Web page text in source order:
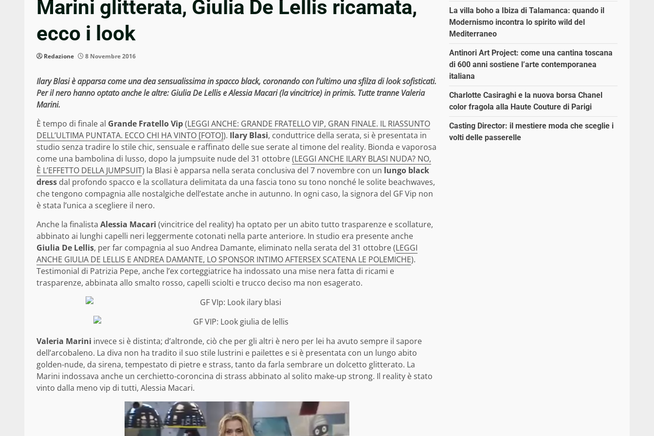
Marini glitterata, Giulia De Lellis ricamata,
ecco i look
Redazione 8 Novembre 2016
Ilary Blasi è apparsa come una dea sensualissima in spacco black, coronando con l’ultimo una sfilza di look sofisticati.
Per il nero hanno optato anche le altre: Giulia De Lellis e Alessia Macari (la vincitrice) in primis. Tutte tranne Valeria
Marini.
È tempo di finale al Grande Fratello Vip(LEGGI ANCHE: GRANDE FRATELLO VIP, GRAN FINALE. IL RIASSUNTO
DELL’ULTIMA PUNTATA. ECCO CHI HA VINTO [FOTO]). Ilary Blasi, conduttrice della serata, si è presentata in
studio senza tradire lo stile chic, sensuale e raffinato delle sue serate al timone del reality. Bionda e vaporosa
come una bambolina di lusso, dopo la jumpsuite nude del 31 ottobre(LEGGI ANCHE ILARY BLASI NUDA? NO,
È L’EFFETTO DELLA JUMPSUIT) la Blasi è apparsa nella serata conclusiva del 7 novembre con un lungo black
dress dal profondo spacco e la scollatura delimitata da una fascia tono su tono nonché le solite beachwaves,
che tengono compagnia alle nostalgiche dell’estate anche in autunno. In ogni caso, la signora del GF Vip non
è stata l’unica a scegliere il nero.
Anche la finalista Alessia Macari (vincitrice del reality) ha optato per un abito tutto trasparenze e scollature,
abbinato ai lunghi capelli neri leggermente cotonati nella parte anteriore. In studio era presente anche
Giulia De Lellis, per far compagnia al suo Andrea Damante, eliminato nella serata del 31 ottobre (LEGGI
ANCHE GIULIA DE LELLIS E ANDREA DAMANTE, LO SPONSOR INTIMO AFTERSEX SCATENA LE POLEMICHE).
Testimonial di Patrizia Pepe, anche l’ex corteggiatrice ha indossato una mise nera fatta di ricami e
trasparenze, abbinata allo smalto rosso, capelli sciolti e trucco deciso ma non esagerato.
Valeria Marini invece si è distinta; d’altronde, ciò che per gli altri è nero per lei ha avuto sempre il sapore
dell’arcobaleno. La diva non ha tradito il suo stile lustrini e pailettes e si è presentata con un lungo abito
golden-nude, da sirena, tempestato di pietre e strass, tanto da farla sembrare un dolcetto glitterato. La
Marini indossava anche un cerchietto-coroncina di strass abbinato al solito make-up strong. Il reality è stato
vinto dalla meno vip di tutti, Alessia Macari.
La villa boho a Ibiza di Talamanca: quando il
Modernismo incontra lo spirito wild del
Mediterraneo
Antinori Art Project: come una cantina toscana
di 600 anni sostiene l’arte contemporanea
italiana
Charlotte Casiraghi e la nuova borsa Chanel
color fragola alla Haute Couture di Parigi
Casting Director: il mestiere moda che sceglie i
volti delle passerelle